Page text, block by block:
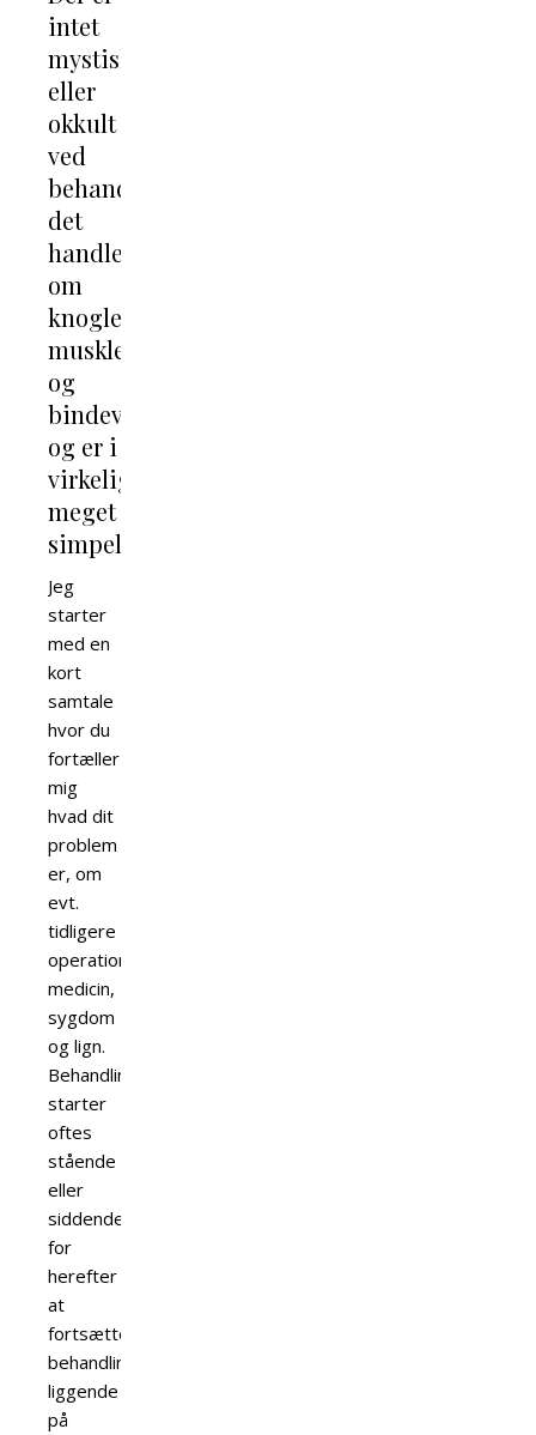
intet
mystisk
eller
okkult
ved
behandlingen,
det
handler
om
knogler,
muskler
og
bindevæv
og er i
virkeligheden
meget
simpelt.
Jeg
starter
med en
kort
samtale
hvor du
fortæller
mig
hvad dit
problem
er, om
evt.
tidligere
operationer,
medicin,
sygdom
og lign.
Behandlingen
starter
oftes
stående
eller
siddende
for
herefter
at
fortsætte
behandlingen
liggende
på